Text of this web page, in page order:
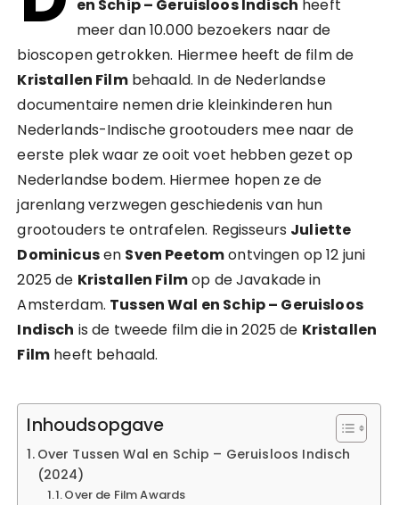
en Schip – Geruisloos Indisch heeft
meer dan 10.000 bezoekers naar de
bioscopen getrokken. Hiermee heeft de film de
Kristallen Filmbehaald. In de Nederlandse
documentaire nemen drie kleinkinderen hun
Nederlands-Indische grootouders mee naar de
eerste plek waar ze ooit voet hebben gezet op
Nederlandse bodem. Hiermee hopen ze de
jarenlang verzwegen geschiedenis van hun
grootouders te ontrafelen. Regisseurs Juliette
Dominicusen Sven Peetomontvingen op 12 juni
2025 de Kristallen Filmop de Javakade in
Amsterdam. Tussen Wal en Schip – Geruisloos
Indisch is de tweede film die in 2025 de Kristallen
Film heeft behaald.
Inhoudsopgave
Over Tussen Wal en Schip – Geruisloos Indisch
(2024)
Over de Film Awards